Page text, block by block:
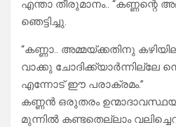
എന്താ തീരുമാനം.. “കണ്ണന്റെ
ഞെട്ടിച്ചു.
“കണ്ണാ.. അമ്മയ്ക്കതിനു
വാക്കു ചോദിക്ക്യാർന്നില്ലേ
എന്നോട് ഈ പരാക്രമം.”
കണ്ണൻ ഒരുതരം
മുന്നിൽ കണ്ടതെല്ലാം